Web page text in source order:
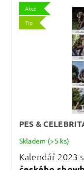
Akce
Tip
PES &
Skladem (>5 ks)
Kalendář 2023 s